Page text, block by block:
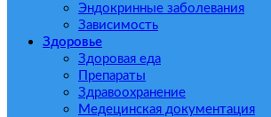
Эндокринные заболевания
Зависимость
Здоровье
Здоровая еда
Препараты
Здравоохранение
Медецинская документация